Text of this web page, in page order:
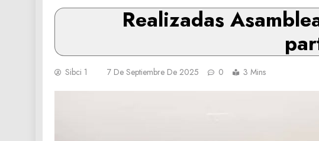
Realizadas
Sibci 1 7 De Septiembre De 2025 0 3 Mins